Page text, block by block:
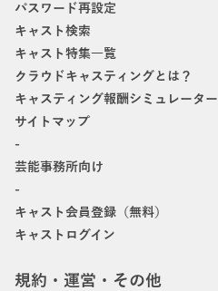
パスワード再設定
キャスト検索
キャスト特集一覧
クラウドキャスティングとは？
キャスティング報酬シミュレーター
サイトマップ
-
芸能事務所向け
-
キャスト会員登録（無料）
キャストログイン
規約・運営・その他